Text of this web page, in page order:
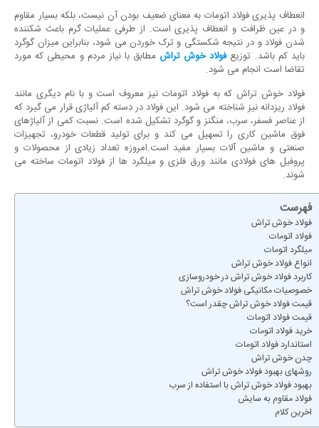
انعطاف پذیری فولاد اتومات به معنای ضعیف بودن آن نیست، بلکه بسیار مقاوم
و در عین ظرافت و انعطاف پذیری است. از طرفی عملیات گرم باعث شکننده
شدن فولاد و در نتیجه شکستگی و ترک خوردن می شود، بنابراین میزان گوگرد
باید کم باشد. توزیعفولاد خوش تراش مطابق با نیاز مردم و محیطی که مورد
تقاضا است انجام می شود.
فولاد خوش تراش که به فولاد اتومات نیز معروف است و با نام دیگری مانند
فولاد ریزدانه نیز شناخته می شود. این فولاد در دسته کم آلیاژی قرار می گیرد که
از عناصر فسفر، سرب، منگنز و گوگرد تشکیل شده است. نسبت کمی از آلیاژهای
فوق ماشین کاری را تسهیل می کند و برای تولید قطعات خودرو، تجهیزات
صنعتی و ماشین آلات بسیار مفید است.امروزه تعداد زیادی از محصولات و
پروفیل های فولادی مانند ورق فلزی و میلگرد ها از فولاد اتومات ساخته می
شوند.
فهرست
فولاد خوش تراش
فولاد اتومات
میلگرد اتومات
انواع فولاد خوش تراش
کاربرد فولاد خوش تراش در خودروسازی
خصوصیات مکانیکی فولاد خوش تراش
قیمت فولاد خوش تراش چقدر است؟
قیمت فولاد اتومات
خرید فولاد اتومات
استاندارد فولاد اتومات
چدن خوش تراش
روشهای بهبود فولاد خوش تراش
بهبود فولاد خوش تراش با استفاده از سرب
فولاد مقاوم به سایش
اخرین کلام